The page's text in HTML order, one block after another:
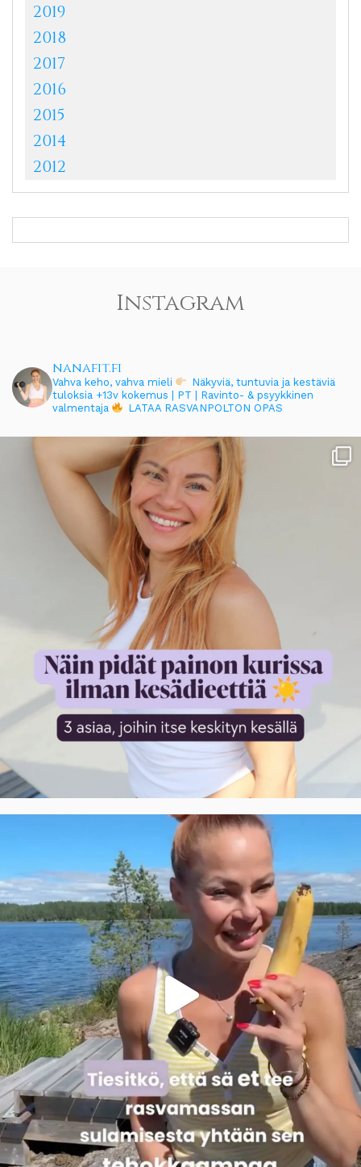
2019
2018
2017
2016
2015
2014
2012
Instagram
nanafit.fi
Vahva keho, vahva mieli
Näkyviä, tuntuvia ja kestäviä
tuloksia +13v kokemus | PT | Ravinto- & psyykkinen
valmentaja
LATAA RASVANPOLTON OPAS